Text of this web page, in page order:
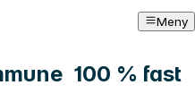
Meny
100 % fast